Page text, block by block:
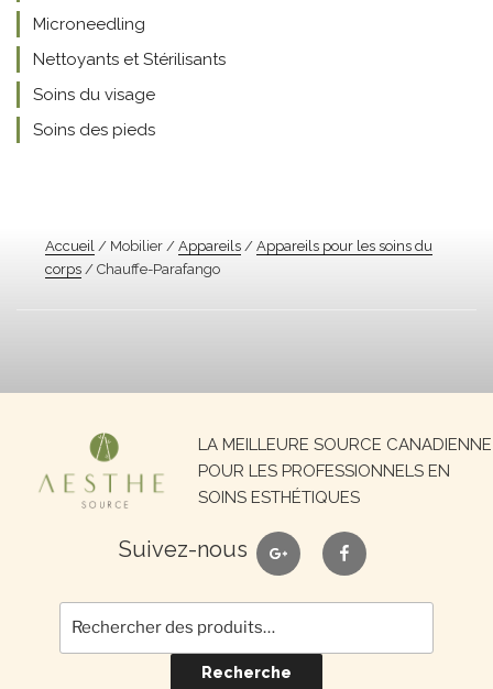
Accueil / Mobilier / Appareils / Appareils pour les soins du
corps / Chauffe-Parafango
Microneedling
Nettoyants et Stérilisants
Soins du visage
Soins des pieds
LA MEILLEURE SOURCE CANADIENNE
POUR LES PROFESSIONNELS EN
SOINS ESTHÉTIQUES
Suivez-nous google facebook
Recherche
pour :
Recherche